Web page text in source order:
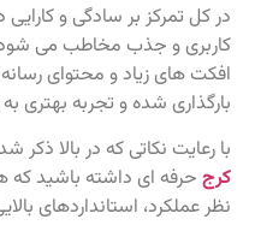
در کل تمرکز بر سادگی و
کاربری و جذب مخاطب می‌ شود.
افکت‌ های زیاد و محتوای
بارگذاری شده و تجربه بهتری
با رعایت نکاتی که در بالا ذکر
کرج حرفه ای داشته باشید که
نظر عملکرد، استانداردهای